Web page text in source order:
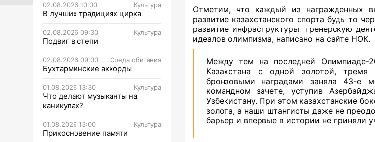
02.08.2026 10:00 Культура
В лучших традициях цирка
02.08.2026 09:30 Культура
Подвиг в степи
02.08.2026 09:00 Среда обитания
Бухтарминские аккорды
01.08.2026 13:30 Культура
Что делают музыканты на
каникулах?
01.08.2026 13:00 Культура
Прикосновение памяти
Отметим, что каждый из награжденных
развитие казахстанского спорта будь то
развитие инфраструктуры, тренерскую
идеалов олимпизма, написано на сайте НОК.
Между тем на последней Олимпиаде-
Казахстана с одной золотой,
бронзовыми наградами заняла 43-е
командном зачете, уступив
Узбекистану. При этом казахстанские
золота, а наши штангисты даже не
барьер и впервые в истории не приняли